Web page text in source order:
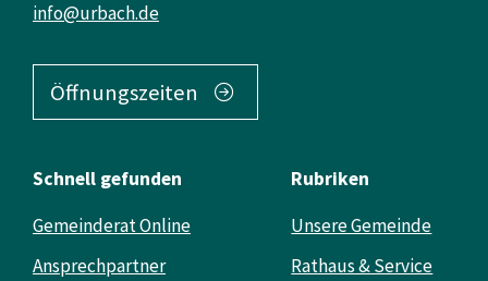
info@urbach.de
Öffnungszeiten
Schnell gefunden
Gemeinderat Online
Ansprechpartner
Rubriken
Unsere Gemeinde
Rathaus & Service